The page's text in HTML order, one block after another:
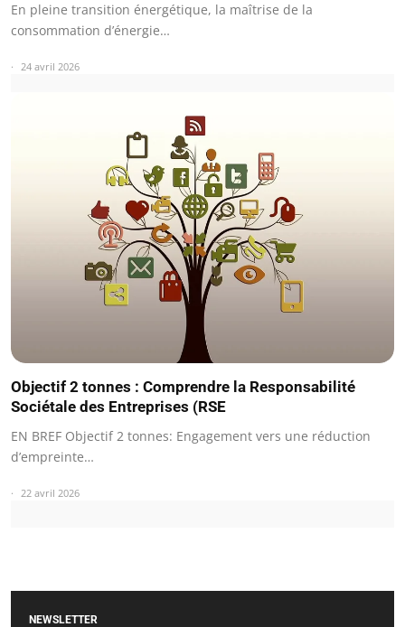
En pleine transition énergétique, la maîtrise de la
consommation d’énergie…
24 avril 2026
Objectif 2 tonnes : Comprendre la Responsabilité
Sociétale des Entreprises (RSE
EN BREF Objectif 2 tonnes: Engagement vers une réduction
d’empreinte…
22 avril 2026
NEWSLETTER